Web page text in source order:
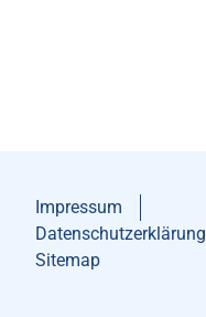
Impressum
Datenschutzerklärung
Sitemap